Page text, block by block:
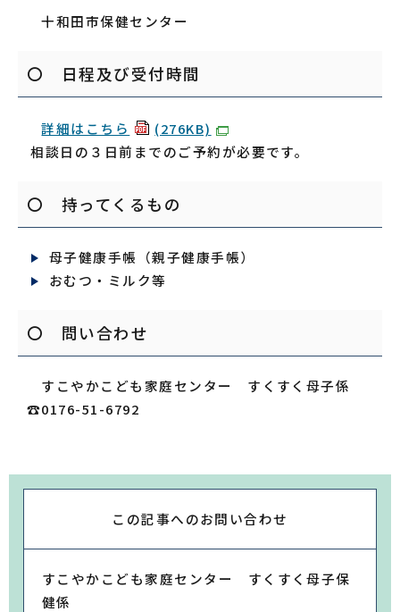
十和田市保健センター
〇 日程及び受付時間
詳細はこちら
(276KB)
相談日の３日前までのご予約が必要です。
〇 持ってくるもの
母子健康手帳（親子健康手帳）
おむつ・ミルク等
〇 問い合わせ
すこやかこども家庭センター すくすく母子係
☎0176-51-6792
この記事へのお問い合わせ
すこやかこども家庭センター すくすく母子保
健係